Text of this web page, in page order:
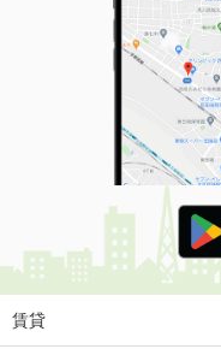
賃貸